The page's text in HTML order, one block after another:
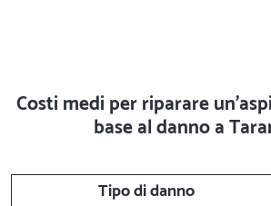
Costi medi per riparare
base al danno a
Tipo di danno